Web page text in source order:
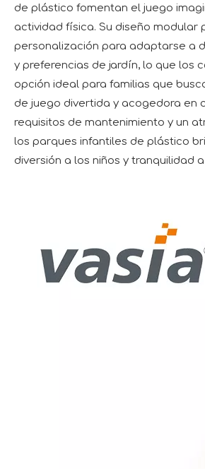
de plástico fomentan el juego
actividad física. Su diseño modular
personalización para adaptarse a
y preferencias de jardín, lo que los
opción ideal para familias que
de juego divertida y acogedora en
requisitos de mantenimiento y un
los parques infantiles de plástico
diversión a los niños y tranquilidad